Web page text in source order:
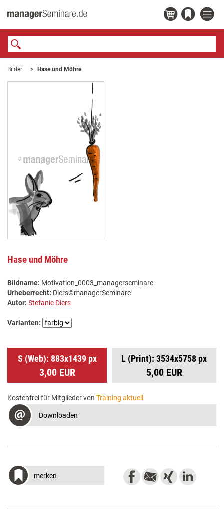
Bilder Hase und Möhre
Hase und Möhre
Bildname: Motivation_0003_managerseminare
Urheberrecht: Diers©managerSeminare
Autor: Stefanie Diers
Varianten:
S (Web): 883x1439 px
3,00 EUR
L (Print): 3534x5758 px
5,00 EUR
Kostenfrei für Mitglieder von Training aktuell
Downloaden
merken